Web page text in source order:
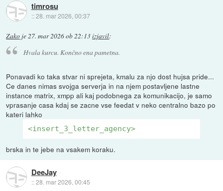
timrosu
::28. mar 2026, 00:37
Zako je27. mar 2026 ob 22:13izjavil:
Hvala kurcu. Končno ena pametna.
Ponavadi ko taka stvar ni sprejeta, kmalu za njo dost hujsa pride...
Ce danes nimas svojga serverja in na njem postavljene lastne
instance matrix, xmpp ali kaj podobnega za komunikacijo, je samo
vprasanje casa kdaj se zacne vse feedat v neko centralno bazo po
kateri lahko
<insert_3_letter_agency>
brska in te jebe na vsakem koraku.
DeeJay
::28. mar 2026, 00:45